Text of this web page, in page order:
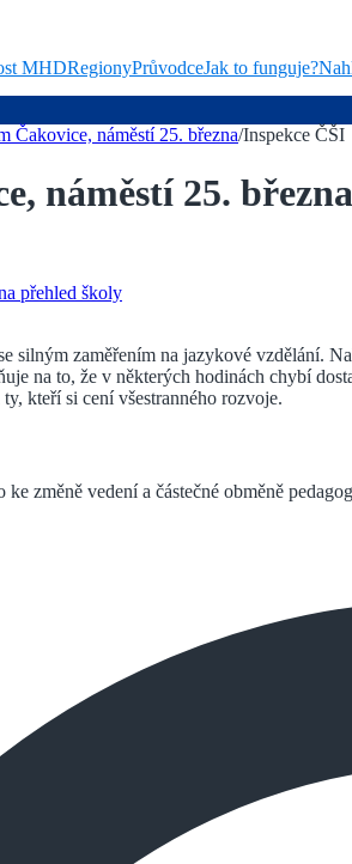
MHDRegionyPrůvodceJak to funguje?
Čakovice, náměstí 25. března/Inspekce ČŠI
náměstí 25. března
přehled školy
silným zaměřením na jazykové vzdělání.
na to, že v některých hodinách chybí
kteří si cení všestranného rozvoje.
změně vedení a částečné obměně